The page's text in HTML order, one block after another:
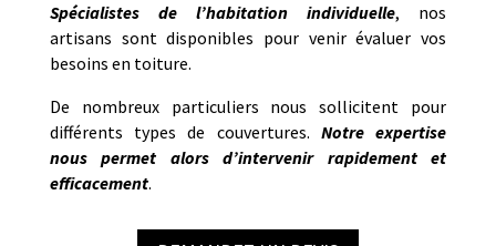
Spécialistes de l’habitation individuelle, nos
artisans sont disponibles pour venir évaluer vos
besoins en toiture.
De nombreux particuliers nous sollicitent pour
différents types de couvertures. Notre expertise
nous permet alors d’intervenir rapidement et
efficacement.